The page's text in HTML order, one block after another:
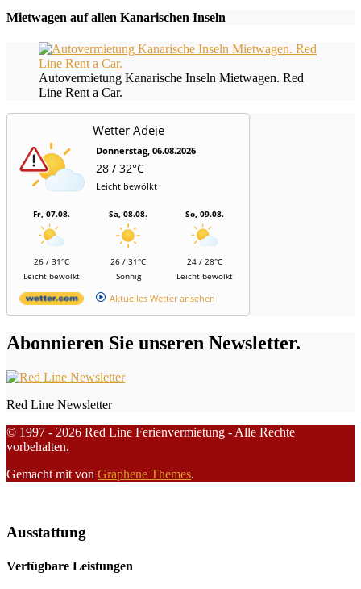
Mietwagen auf allen Kanarischen Inseln
Autovermietung Kanarische Inseln Mietwagen. Red
Line Rent a Car.
Wetter Adeje
Donnerstag, 06.08.2026
28 / 32°C
Leicht bewölkt
Fr, 07.08.
26 / 31°C
Leicht bewölkt
Sa, 08.08.
26 / 31°C
Sonnig
So, 09.08.
24 / 28°C
Leicht bewölkt
Aktuelles Wetter ansehen
Abonnieren Sie unseren Newsletter.
Red Line Newsletter
© 1997 - 2026 Red Line Ferienvermietung - Alle Rechte
vorbehalten.
Gemacht mit von Graphene Themes.
Ausstattung
Verfügbare Leistungen